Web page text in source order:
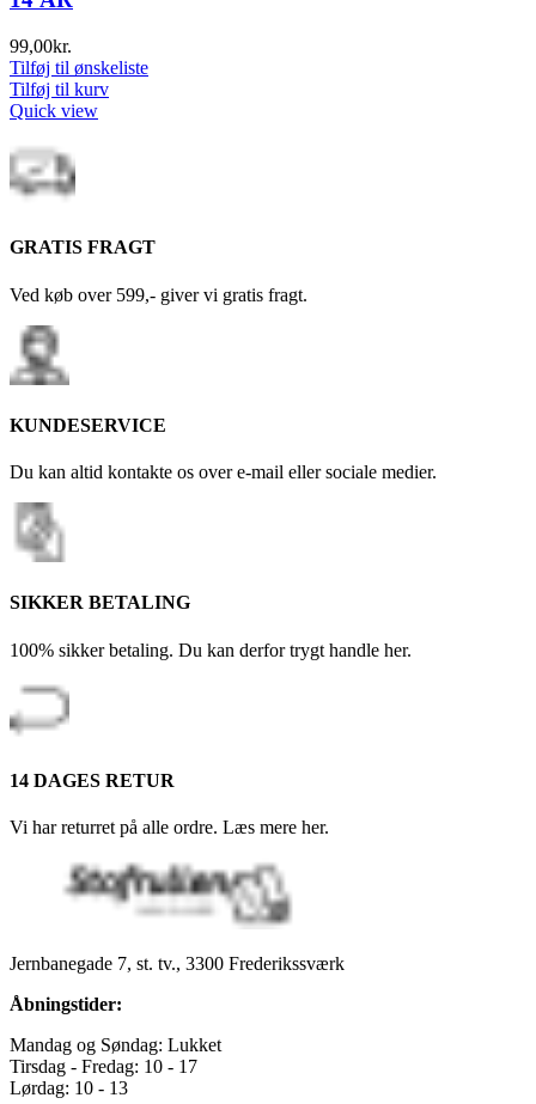
99,00kr.
Tilføj til ønskeliste
Tilføj til kurv
Quick view
GRATIS FRAGT
Ved køb over 599,- giver vi gratis fragt.
KUNDESERVICE
Du kan altid kontakte os over e-mail eller sociale medier.
SIKKER BETALING
100% sikker betaling. Du kan derfor trygt handle her.
14 DAGES RETUR
Vi har returret på alle ordre. Læs mere her.
Jernbanegade 7, st. tv., 3300 Frederikssværk
Åbningstider:
Mandag og Søndag: Lukket
Tirsdag - Fredag: 10 - 17
Lørdag: 10 - 13